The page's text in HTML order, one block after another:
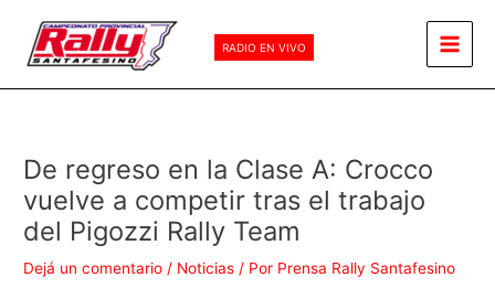
contenido
RADIO EN VIVO
Main
De regreso en la Clase A: Crocco
vuelve a competir tras el trabajo
del Pigozzi Rally Team
Dejá un comentario / Noticias / Por Prensa Rally Santafesino